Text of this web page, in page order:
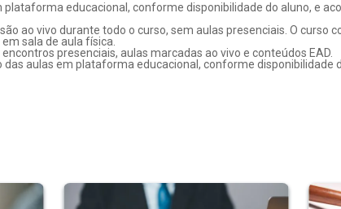
plataforma educacional, conforme disponibilidade do aluno, e
ao vivo durante todo o curso, sem aulas presenciais. O curso
sala de aula física.
presenciais, aulas marcadas ao vivo e conteúdos EAD.
das aulas em plataforma educacional, conforme disponibilidade